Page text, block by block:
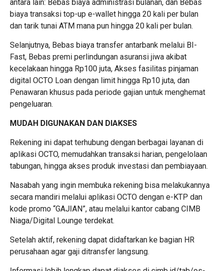
antara lain: Bebas biaya administrasi bulanan, dan Bebas
biaya transaksi top-up e-wallet hingga 20 kali per bulan
dan tarik tunai ATM mana pun hingga 20 kali per bulan.
Selanjutnya, Bebas biaya transfer antarbank melalui BI-
Fast, Bebas premi perlindungan asuransi jiwa akibat
kecelakaan hingga Rp100 juta, Akses fasilitas pinjaman
digital OCTO Loan dengan limit hingga Rp10 juta, dan
Penawaran khusus pada periode gajian untuk menghemat
pengeluaran.
MUDAH DIGUNAKAN DAN DIAKSES
Rekening ini dapat terhubung dengan berbagai layanan di
aplikasi OCTO, memudahkan transaksi harian, pengelolaan
tabungan, hingga akses produk investasi dan pembiayaan.
Nasabah yang ingin membuka rekening bisa melakukannya
secara mandiri melalui aplikasi OCTO dengan e-KTP dan
kode promo “GAJIAN”, atau melalui kantor cabang CIMB
Niaga/Digital Lounge terdekat.
Setelah aktif, rekening dapat didaftarkan ke bagian HR
perusahaan agar gaji ditransfer langsung.